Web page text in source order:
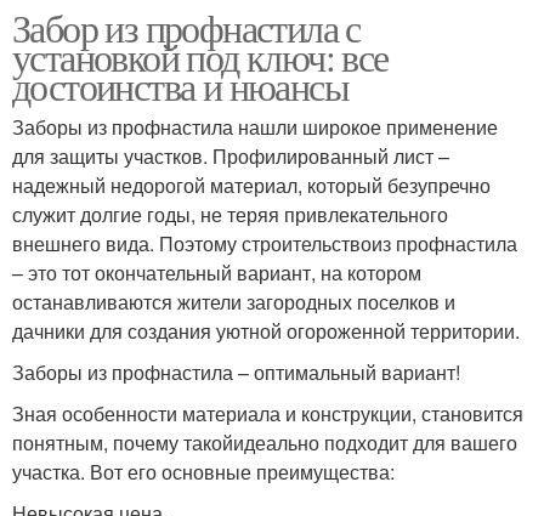
Забор из профнастила с
установкой под ключ: все
достоинства и нюансы
Заборы из профнастила нашли широкое применение
для защиты участков. Профилированный лист –
надежный недорогой материал, который безупречно
служит долгие годы, не теряя привлекательного
внешнего вида. Поэтому строительствоиз профнастила
– это тот окончательный вариант, на котором
останавливаются жители загородных поселков и
дачники для создания уютной огороженной территории.
Заборы из профнастила – оптимальный вариант!
Зная особенности материала и конструкции, становится
понятным, почему такойидеально подходит для вашего
участка. Вот его основные преимущества: